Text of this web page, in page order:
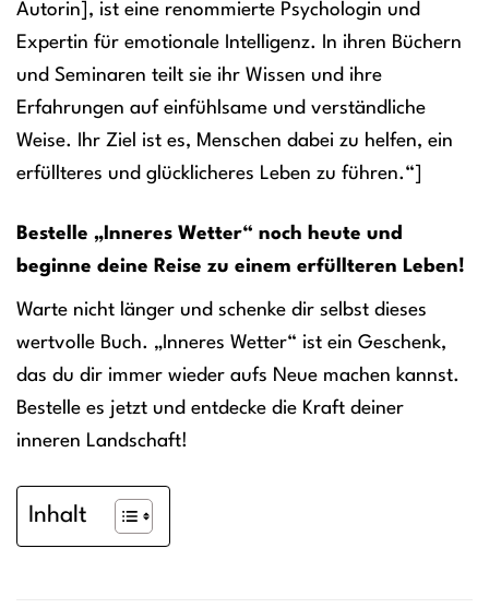
Autorin], ist eine renommierte Psychologin und
Expertin für emotionale Intelligenz. In ihren Büchern
und Seminaren teilt sie ihr Wissen und ihre
Erfahrungen auf einfühlsame und verständliche
Weise. Ihr Ziel ist es, Menschen dabei zu helfen, ein
erfüllteres und glücklicheres Leben zu führen.“]
Bestelle „Inneres Wetter“ noch heute und
beginne deine Reise zu einem erfüllteren Leben!
Warte nicht länger und schenke dir selbst dieses
wertvolle Buch. „Inneres Wetter“ ist ein Geschenk,
das du dir immer wieder aufs Neue machen kannst.
Bestelle es jetzt und entdecke die Kraft deiner
inneren Landschaft!
Inhalt